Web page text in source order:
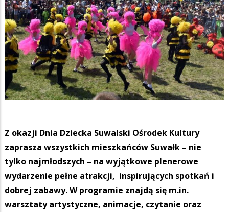
Z okazji Dnia Dziecka Suwalski Ośrodek Kultury
zaprasza wszystkich mieszkańców Suwałk – nie
tylko najmłodszych – na wyjątkowe plenerowe
wydarzenie pełne atrakcji, inspirujących spotkań i
dobrej zabawy. W programie znajdą się m.in.
warsztaty artystyczne, animacje, czytanie oraz